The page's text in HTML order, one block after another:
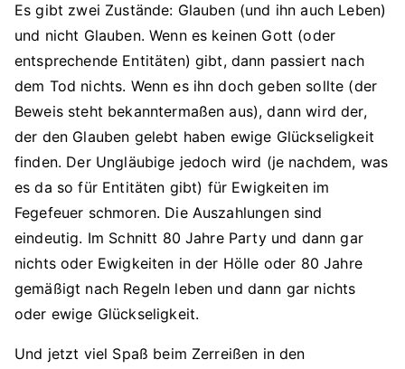
Es gibt zwei Zustände: Glauben (und ihn auch Leben)
und nicht Glauben. Wenn es keinen Gott (oder
entsprechende Entitäten) gibt, dann passiert nach
dem Tod nichts. Wenn es ihn doch geben sollte (der
Beweis steht bekanntermaßen aus), dann wird der,
der den Glauben gelebt haben ewige Glückseligkeit
finden. Der Ungläubige jedoch wird (je nachdem, was
es da so für Entitäten gibt) für Ewigkeiten im
Fegefeuer schmoren. Die Auszahlungen sind
eindeutig. Im Schnitt 80 Jahre Party und dann gar
nichts oder Ewigkeiten in der Hölle oder 80 Jahre
gemäßigt nach Regeln leben und dann gar nichts
oder ewige Glückseligkeit.
Und jetzt viel Spaß beim Zerreißen in den